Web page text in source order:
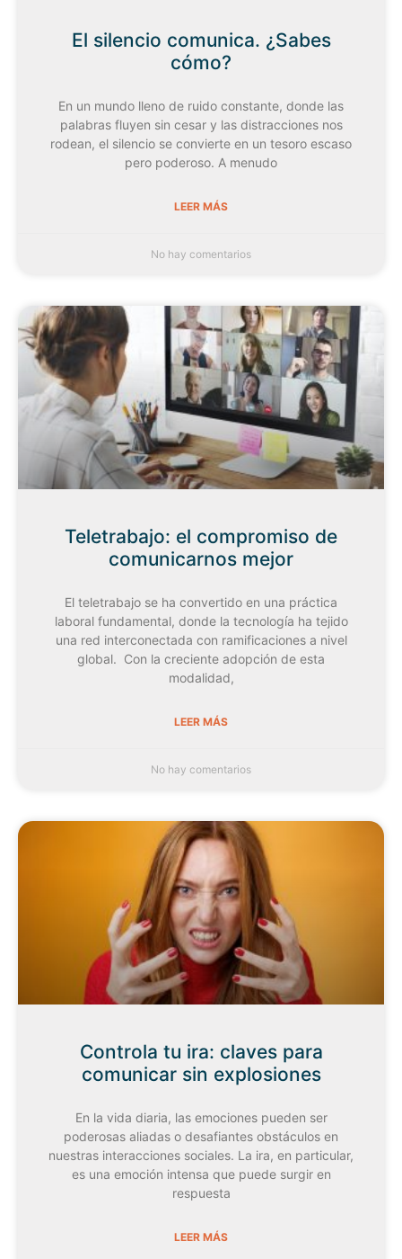
El silencio comunica. ¿Sabes
cómo?
En un mundo lleno de ruido constante, donde las
palabras fluyen sin cesar y las distracciones nos
rodean, el silencio se convierte en un tesoro escaso
pero poderoso. A menudo
LEER MÁS
No hay comentarios
Teletrabajo: el compromiso de
comunicarnos mejor
El teletrabajo se ha convertido en una práctica
laboral fundamental, donde la tecnología ha tejido
una red interconectada con ramificaciones a nivel
global. Con la creciente adopción de esta
modalidad,
LEER MÁS
No hay comentarios
Controla tu ira: claves para
comunicar sin explosiones
En la vida diaria, las emociones pueden ser
poderosas aliadas o desafiantes obstáculos en
nuestras interacciones sociales. La ira, en particular,
es una emoción intensa que puede surgir en
respuesta
LEER MÁS